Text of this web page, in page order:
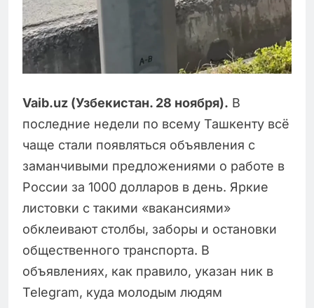
Vaib.uz (Узбекистан. 28 ноября). В
последние недели по всему Ташкенту всё
чаще стали появляться объявления с
заманчивыми предложениями о работе в
России за 1000 долларов в день. Яркие
листовки с такими «вакансиями»
обклеивают столбы, заборы и остановки
общественного транспорта. В
объявлениях, как правило, указан ник в
Telegram, куда молодым людям